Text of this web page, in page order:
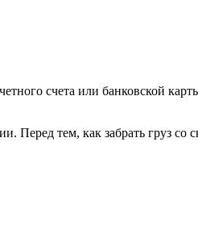
счета или банковской
Перед тем, как забрать груз со